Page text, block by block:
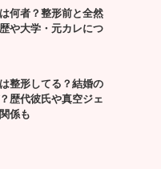
何者？整形前と全然
や大学・元カレにつ
整形してる？結婚の
歴代彼氏や真空ジェ
係も